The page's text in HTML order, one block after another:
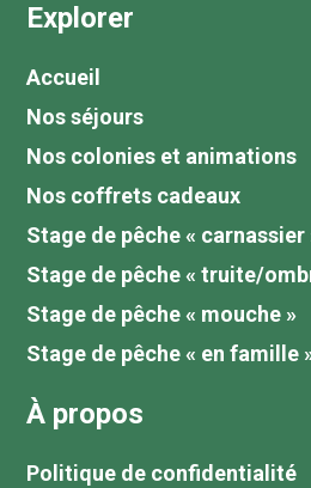
Explorer
Accueil
Nos séjours
Nos colonies et animations
Nos coffrets cadeaux
Stage de pêche « carnassier
Stage de pêche « truite/
Stage de pêche « mouche »
Stage de pêche « en famille
À propos
Politique de confidentialité